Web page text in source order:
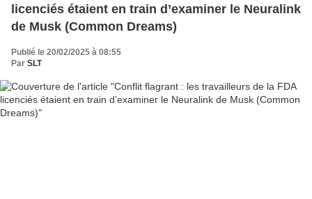
licenciés étaient en train d’examiner le Neuralink
de Musk (Common Dreams)
Publié le 20/02/2025 à 08:55
Par SLT